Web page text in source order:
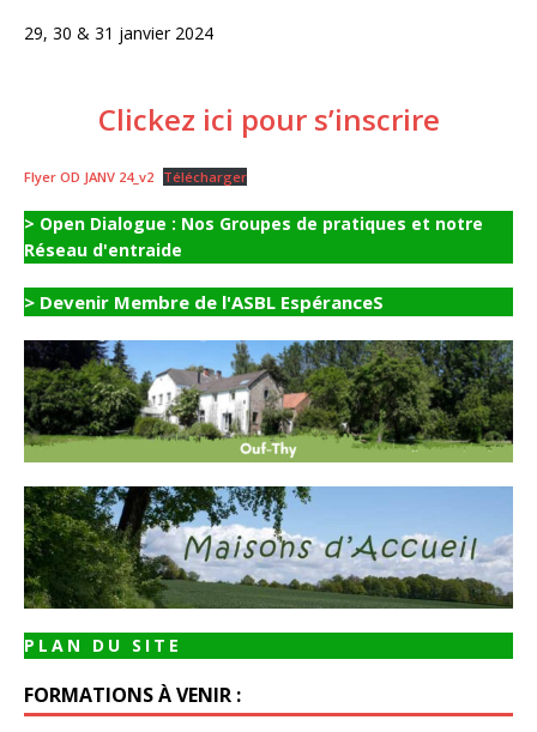
29, 30 & 31 janvier 2024
Clickez ici pour s’inscrire
Flyer OD JANV 24_v2 Télécharger
> Open Dialogue : Nos Groupes de pratiques et notre
Réseau d'entraide
> Devenir Membre de l'ASBL EspéranceS
PLAN DU SITE
FORMATIONS À VENIR :